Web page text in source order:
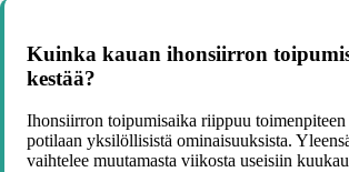
Kuinka kauan ihonsiirron
kestää?
Ihonsiirron toipumisaika riippuu toimenpiteen
potilaan yksilöllisistä ominaisuuksista.
vaihtelee muutamasta viikosta useisiin